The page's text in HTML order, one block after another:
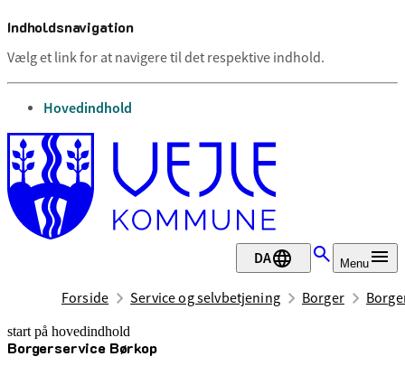
Indholdsnavigation
Vælg et link for at navigere til det respektive indhold.
gå til
Hovedindhold
DA Menu
Forside Service og selvbetjening Borger
start på hovedindhold
Borgerservice Børkop
senest opdateret 23. juni 2026